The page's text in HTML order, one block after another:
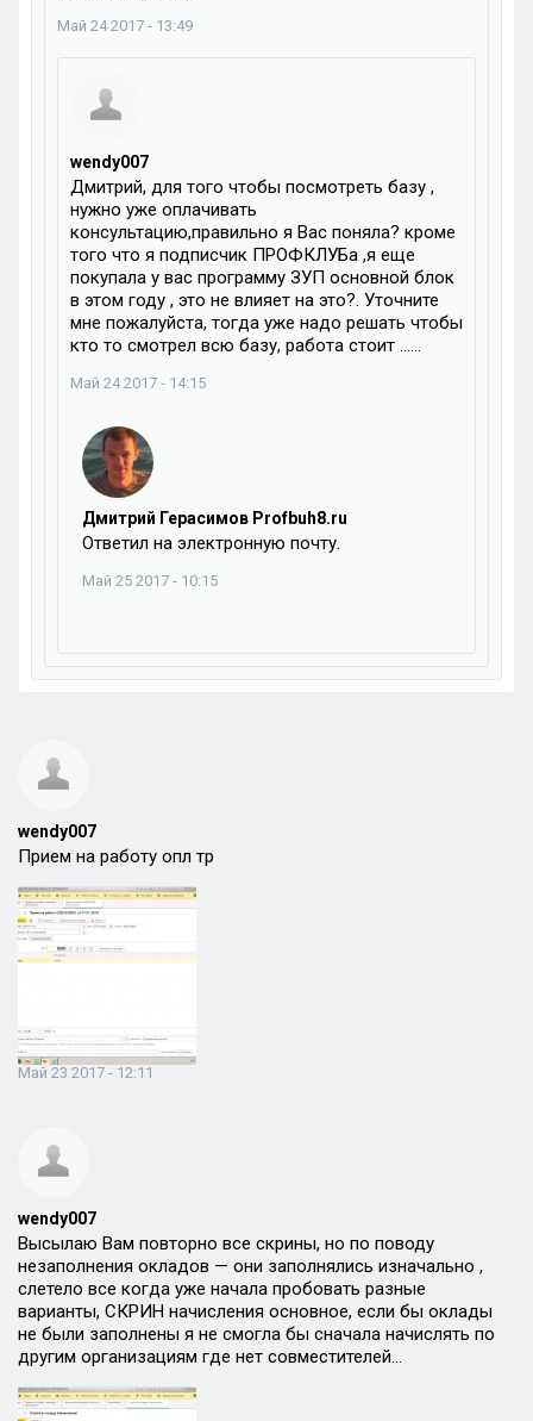
Май 24 2017 - 13:49
wendy007
Дмитрий, для того чтобы посмотреть базу ,
нужно уже оплачивать
консультацию,правильно я Вас поняла? кроме
того что я подписчик ПРОФКЛУБа ,я еще
покупала у вас программу ЗУП основной блок
в этом году , это не влияет на это?. Уточните
мне пожалуйста, тогда уже надо решать чтобы
кто то смотрел всю базу, работа стоит ……
Май 24 2017 - 14:15
Дмитрий Герасимов Profbuh8.ru
Ответил на электронную почту.
Май 25 2017 - 10:15
wendy007
Прием на работу опл тр
Май 23 2017 - 12:11
wendy007
Высылаю Вам повторно все скрины, но по поводу
незаполнения окладов — они заполнялись изначально ,
слетело все когда уже начала пробовать разные
варианты, СКРИН начисления основное, если бы оклады
не были заполнены я не смогла бы сначала начислять по
другим организациям где нет совместителей…